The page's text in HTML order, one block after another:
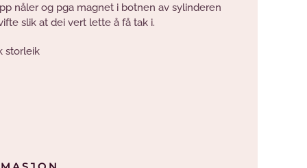
nåler og pga magnet i botnen av sylinderen
slik at dei vert lette å få tak i.
storleik